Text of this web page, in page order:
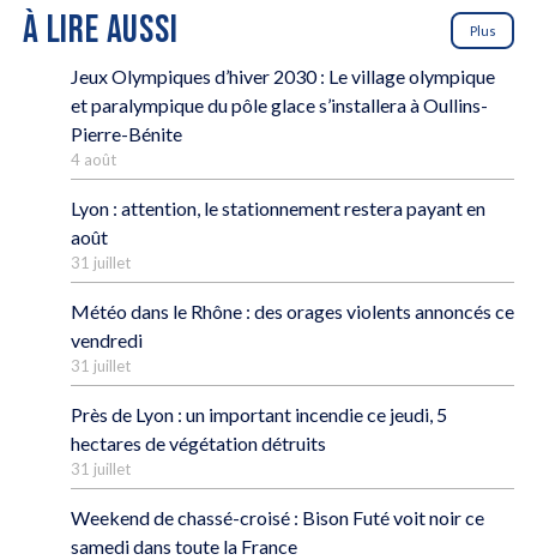
À LIRE AUSSI Plus
Jeux Olympiques d’hiver 2030 : Le village olympique
et paralympique du pôle glace s’installera à Oullins-
Pierre-Bénite
4 août
Lyon : attention, le stationnement restera payant en
août
31 juillet
Météo dans le Rhône : des orages violents annoncés ce
vendredi
31 juillet
Près de Lyon : un important incendie ce jeudi, 5
hectares de végétation détruits
31 juillet
Weekend de chassé-croisé : Bison Futé voit noir ce
samedi dans toute la France